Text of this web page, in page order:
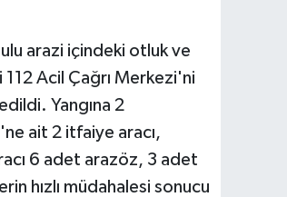
arazi içindeki otluk ve
Acil Çağrı Merkezi'ni
Yangına 2
ait 2 itfaiye aracı,
6 adet arazöz, 3 adet
hızlı müdahalesi sonucu